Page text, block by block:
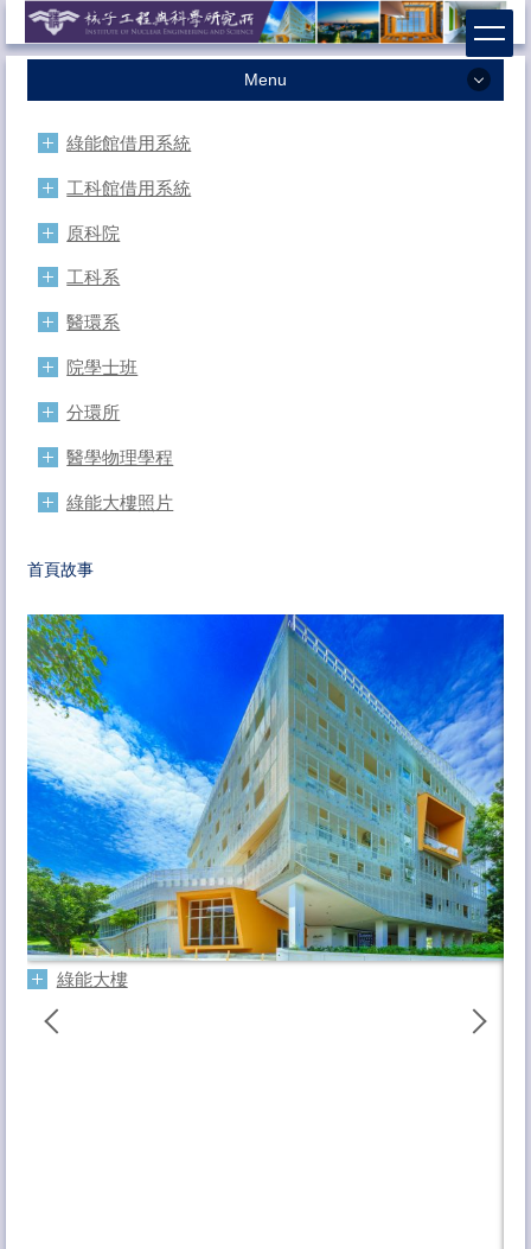
到
Menu
學術研究
招生相關
課程資訊
獎助學金
系友專區
法規辦法
表格下載
聯絡方式
綠能館借用系統
工科館借用系統
原科院
工科系
醫環系
院學士班
分環所
醫學物理學程
綠能大樓照片
首頁故事
綠能大樓